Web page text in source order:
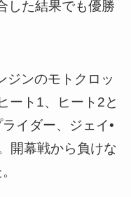
した結果でも優勝
ジンのモトクロッ
ート1、ヒート2と
イダー、ジェイ•
開幕戦から負けな